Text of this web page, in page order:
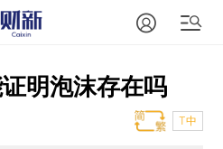
明泡沫存在吗
T中